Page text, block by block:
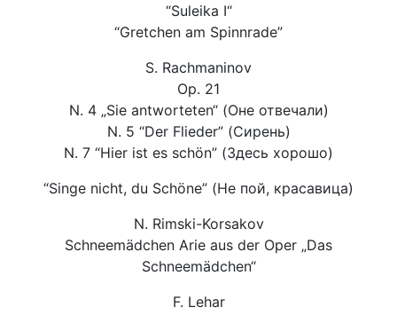
“Suleika I“
“Gretchen am Spinnrade”
S. Rachmaninov
Op. 21
N. 4 „Sie antworteten“ (Оне отвечали)
N. 5 “Der Flieder” (Сирень)
N. 7 “Hier ist es schön” (Здесь хорошо)
“Singe nicht, du Schöne” (Не пой, красавица)
N. Rimski-Korsakov
Schneemädchen Arie aus der Oper „Das
Schneemädchen“
F. Lehar